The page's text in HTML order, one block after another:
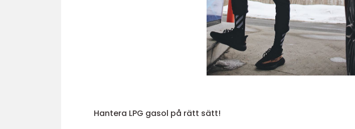
Hantera LPG gasol på rätt sätt!